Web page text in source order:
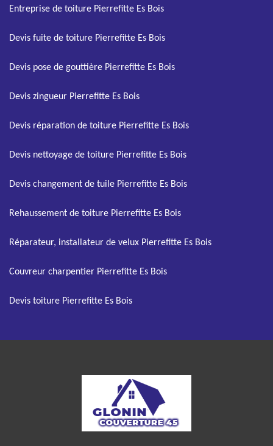
Entreprise de toiture Pierrefitte Es Bois
Devis fuite de toiture Pierrefitte Es Bois
Devis pose de gouttière Pierrefitte Es Bois
Devis zingueur Pierrefitte Es Bois
Devis réparation de toiture Pierrefitte Es Bois
Devis nettoyage de toiture Pierrefitte Es Bois
Devis changement de tuile Pierrefitte Es Bois
Rehaussement de toiture Pierrefitte Es Bois
Réparateur, installateur de velux Pierrefitte Es Bois
Couvreur charpentier Pierrefitte Es Bois
Devis toiture Pierrefitte Es Bois